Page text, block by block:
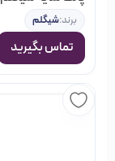
برند:شیگلم
تماس بگیرید